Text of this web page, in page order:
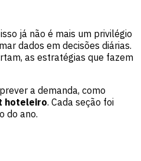
já não é mais um privilégio
dados em decisões diárias.
as estratégias que fazem
a demanda, como
hoteleiro. Cada seção foi
do ano.